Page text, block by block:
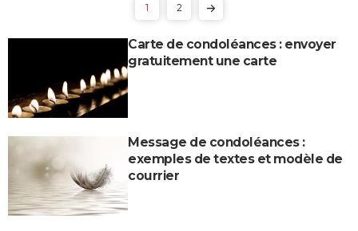
1 2
Carte de condoléances : envoyer
gratuitement une carte
Message de condoléances :
exemples de textes et modèle de
courrier